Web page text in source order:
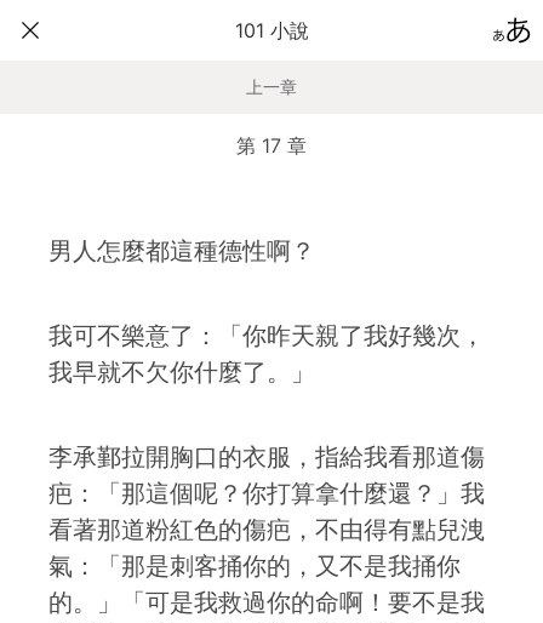
101 小說
上一章
第 17 章
男人怎麼都這種德性啊？
我可不樂意了：「你昨天親了我好幾次，
我早就不欠你什麼了。」
李承鄞拉開胸口的衣服，指給我看那道傷
疤：「那這個呢？你打算拿什麼還？」我
看著那道粉紅色的傷疤，不由得有點兒洩
氣：「那是刺客捅你的，又不是我捅你
的。」「可是我救過你的命啊！要不是我